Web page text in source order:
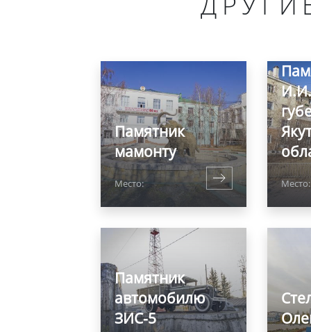
Памятник
мамонту
Место: Место:
Памятник
автомобилю
ЗИС-5